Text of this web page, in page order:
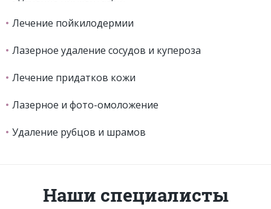
Лечение пойкилодермии
Лазерное удаление сосудов и купероза
Лечение придатков кожи
Лазерное и фото-омоложение
Удаление рубцов и шрамов
Наши специалисты